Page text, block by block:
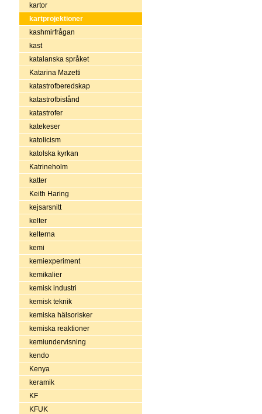
kartor
kartprojektioner
kashmirfrågan
kast
katalanska språket
Katarina Mazetti
katastrofberedskap
katastrofbistånd
katastrofer
katekeser
katolicism
katolska kyrkan
Katrineholm
katter
Keith Haring
kejsarsnitt
kelter
kelterna
kemi
kemiexperiment
kemikalier
kemisk industri
kemisk teknik
kemiska hälsorisker
kemiska reaktioner
kemiundervisning
kendo
Kenya
keramik
KF
KFUK